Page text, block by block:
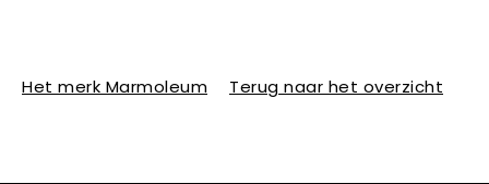
Het merk Marmoleum Terug naar het overzicht